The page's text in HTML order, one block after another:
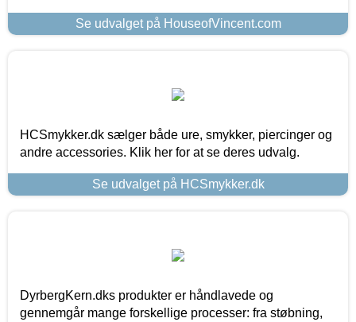
Se udvalget på HouseofVincent.com
HCSmykker.dk sælger både ure, smykker, piercinger og
andre accessories. Klik her for at se deres udvalg.
Se udvalget på HCSmykker.dk
DyrbergKern.dks produkter er håndlavede og
gennemgår mange forskellige processer: fra støbning,